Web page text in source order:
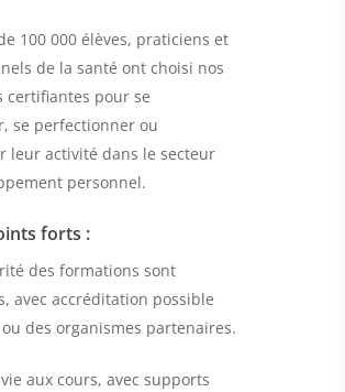
100 000 élèves, praticiens et
de la santé ont choisi nos
certifiantes pour se
se perfectionner ou
leur activité dans le secteur
personnel.
forts :
des formations sont
avec accréditation possible
ou des organismes partenaires.
aux cours, avec supports